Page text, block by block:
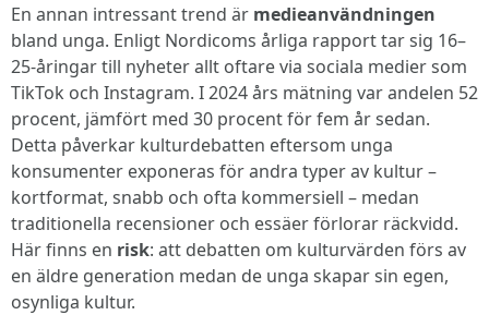
En annan intressant trend är medieanvändningen
bland unga. Enligt Nordicoms årliga rapport tar sig 16–
25-åringar till nyheter allt oftare via sociala medier som
TikTok och Instagram. I 2024 års mätning var andelen 52
procent, jämfört med 30 procent för fem år sedan.
Detta påverkar kulturdebatten eftersom unga
konsumenter exponeras för andra typer av kultur –
kortformat, snabb och ofta kommersiell – medan
traditionella recensioner och essäer förlorar räckvidd.
Här finns en risk: att debatten om kulturvärden förs av
en äldre generation medan de unga skapar sin egen,
osynliga kultur.